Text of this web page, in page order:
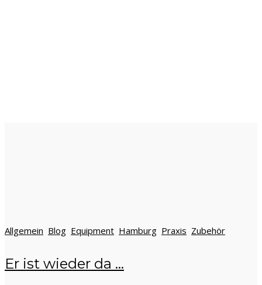
Allgemein Blog Equipment Hamburg Praxis Zubehör
Er ist wieder da …